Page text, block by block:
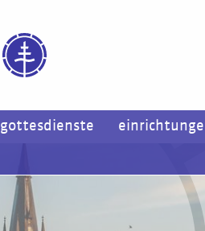
gottesdienste